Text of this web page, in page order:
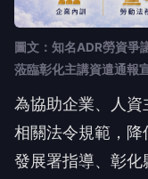
圖文：知名ADR勞資爭
蒞臨彰化主講資遣通報
為協助企業、人
相關法令規範，
發展署指導、彰